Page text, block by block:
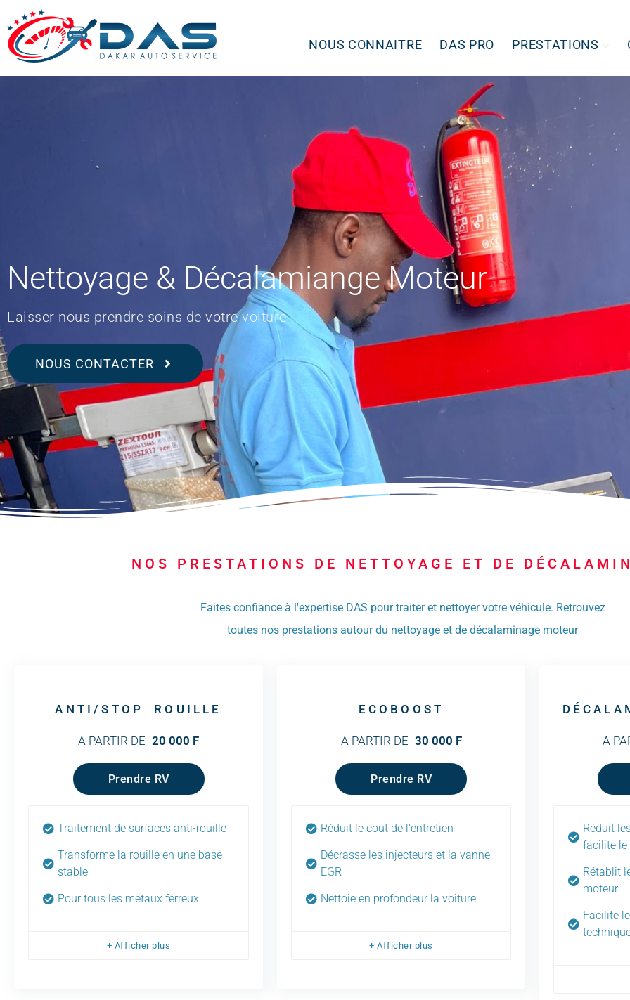
NOUS CONNAITRE DAS PRO PRESTATIONS
Nettoyage & Décalamiange Moteur
Laisser nous prendre soins de votre voiture
NOUS CONTACTER
NOS PRESTATIONS DE NETTOYAGE ET DE
Faites confiance à l'expertise DAS pour traiter et nettoyer votre véhicule. Retrouvez
toutes nos prestations autour du nettoyage et de décalaminage moteur
ANTI/STOP ROUILLE
A PARTIR DE 20 000 F
Prendre RV
Traitement de surfaces anti-rouille
Transforme la rouille en une base
stable
Pour tous les métaux ferreux
+ Afficher plus
ECOBOOST
A PARTIR DE 30 000 F
Prendre RV
Réduit le cout de l'entretien
Décrasse les injecteurs et la vanne
EGR
Nettoie en profondeur la voiture
+ Afficher plus
A
Réduit
facilite le
Rétablit
moteur
Facilite